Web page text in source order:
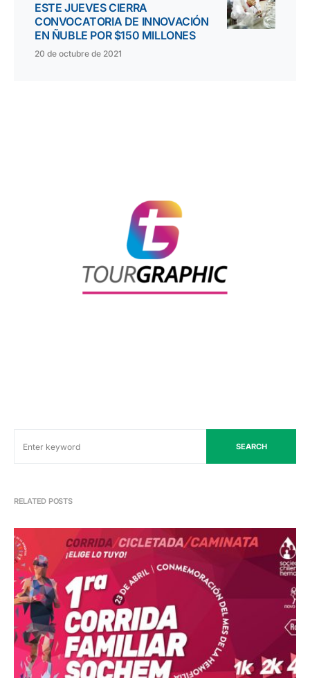
ESTE JUEVES CIERRA
CONVOCATORIA DE INNOVACIÓN
EN ÑUBLE POR $150 MILLONES
20 de octubre de 2021
SEARCH
RELATED POSTS